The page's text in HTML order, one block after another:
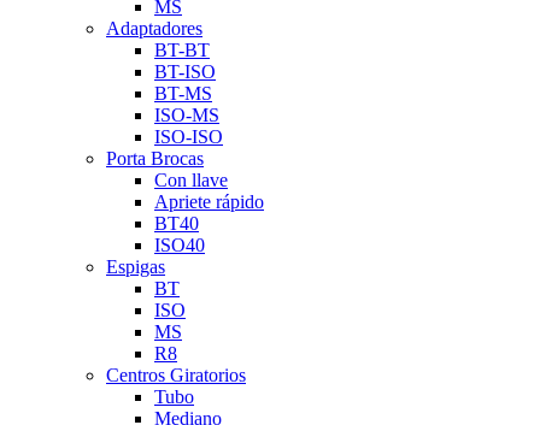
MS
Adaptadores
BT-BT
BT-ISO
BT-MS
ISO-MS
ISO-ISO
Porta Brocas
Con llave
Apriete rápido
BT40
ISO40
Espigas
BT
ISO
MS
R8
Centros Giratorios
Tubo
Mediano